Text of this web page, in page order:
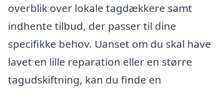
overblik over lokale tagdækkere samt
indhente tilbud, der passer til dine
specifikke behov. Uanset om du skal have
lavet en lille reparation eller en større
tagudskiftning, kan du finde en